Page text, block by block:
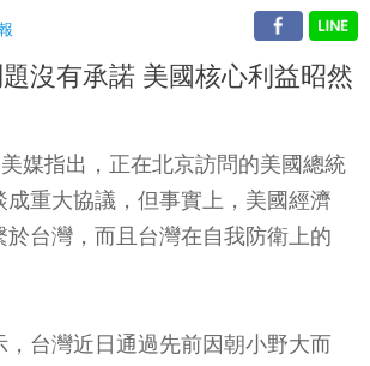
沒有承諾 美國核心利益昭然
媒指出，正在北京訪問的美國總統
成重大協議，但事實上，美國經濟
於台灣，而且台灣在自我防衛上的
，台灣近日通過先前因朝小野大而